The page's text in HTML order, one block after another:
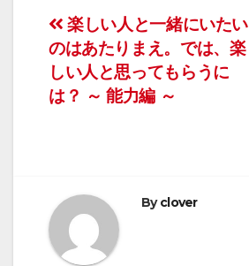
投
稿
ナ
ー
シ
楽しい人と一緒にいたい
のはあたりまえ。では、楽
しい人と思ってもらうに
は？ ～ 能力編 ～
Byclover